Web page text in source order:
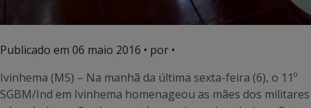
Publicado em 06 maio 2016 • por •
Ivinhema (MS) – Na manhã da última sexta-feira (6), o 11º
SGBM/Ind em Ivinhema homenageou as mães dos militares